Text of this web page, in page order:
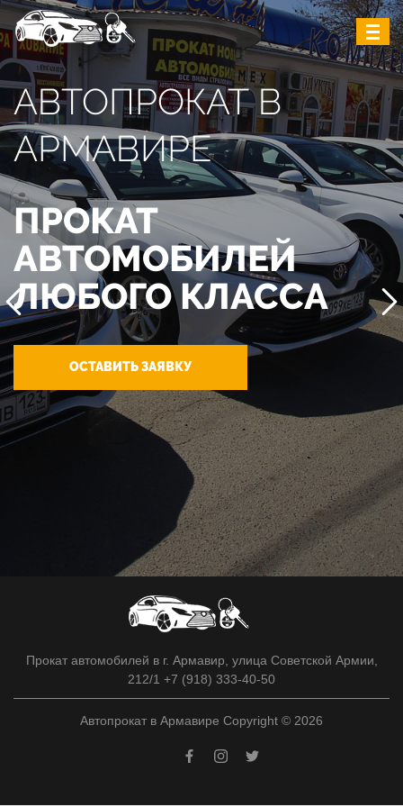
АВТОПРОКАТ В
АРМАВИРЕ
ПРОКАТ
АВТОМОБИЛЕЙ
ЛЮБОГО КЛАССА
ОСТАВИТЬ ЗАЯВКУ
Прокат автомобилей в г. Армавир, улица Советской Армии,
212/1 +7 (918) 333-40-50
Автопрокат в Армавире Copyright © 2026